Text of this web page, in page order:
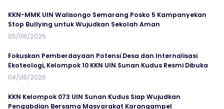
KKN-MMK UIN Walisongo Semarang Posko 5 Kampanyekan
Stop Bullying untuk Wujudkan Sekolah Aman
05/08/2026
Fokuskan Pemberdayaan Potensi Desa dan Internalisasi
Ekoteologi, Kelompok 10 KKN UIN Sunan Kudus Resmi Dibuka
04/08/2026
KKN Kelompok 073 UIN Sunan Kudus Siap Wujudkan
Pengabdian Bersama Masyarakat Karangampel